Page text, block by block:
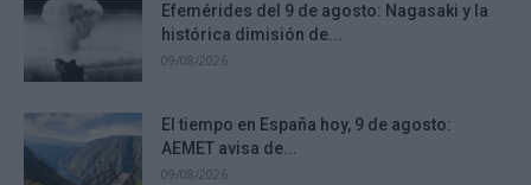
Efemérides del 9 de agosto: Nagasaki y la
histórica dimisión de...
09/08/2026
El tiempo en España hoy, 9 de agosto:
AEMET avisa de...
09/08/2026